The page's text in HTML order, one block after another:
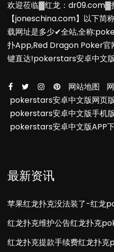
欢迎莅临▓红龙：dr09.com▓
【joneschina.com】以下简
载网址是多少✔全站,全称
扑App,Red Dragon Poker官
键直达!pokerstars安卓中文
网站地图
pokerstars安卓中文版网页
pokerstars安卓中文版手机
pokerstars安卓中文版APP
最新资讯
苹果红龙扑克没法装了-红龙
红龙扑克维护公告红龙扑克
红龙扑克提款手续费红龙扑